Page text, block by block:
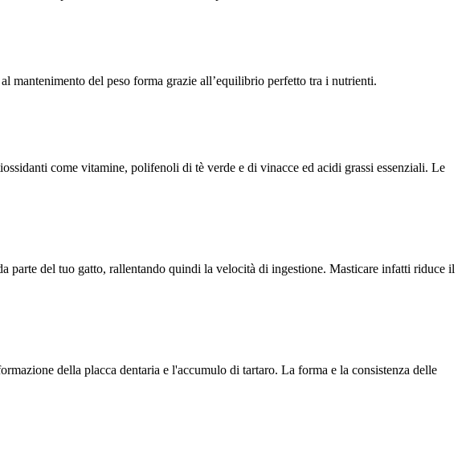
mantenimento del peso forma grazie all’equilibrio perfetto tra i nutrienti.
come vitamine, polifenoli di tè verde e di vinacce ed acidi grassi essenziali. Le
parte del tuo gatto, rallentando quindi la velocità di ingestione. Masticare infatti riduce il
della placca dentaria e l'accumulo di tartaro. La forma e la consistenza delle